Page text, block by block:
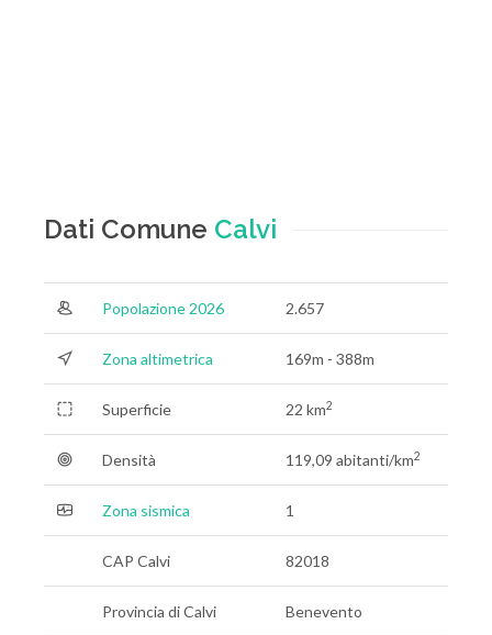
Dati Comune Calvi
Popolazione 2026 2.657
Zona altimetrica 169m - 388m
Superficie 22 km2
Densità 119,09 abitanti/km2
Zona sismica 1
CAP Calvi 82018
Provincia di Calvi Benevento